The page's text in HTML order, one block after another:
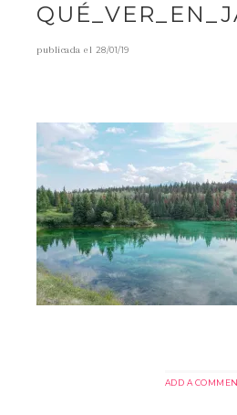
publicada el 28/01/19
ADD A